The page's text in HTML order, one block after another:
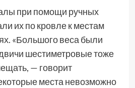
при помощи ручных
их по кровле к местам
«Большого веса были
шестиметровые тоже
— говорит
места невозможно